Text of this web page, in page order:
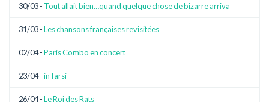
30/03 - Tout allait bien…quand quelque chose de bizarre arriva
31/03 -Les chansons françaises revisitées
02/04 -Paris Combo en concert
23/04 -inTarsi
26/04 -Le Roi des Rats